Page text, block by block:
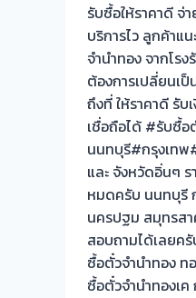
จ่าย
เงินส
ทันที
ไม่
ยุ่ง
ยาก
รับซื้อให้ราคาดี จ่
บริการไว ลูกค้าแ
จำนำทอง จากโรง
ต้องการเปลี่ยนเ
ถึงที่ ให้ราคาดี รั
เชื่อถือได้ #รับซื้อ
นนทบุรี#กรุงเท
และ จังหวัดอิ่นๆ ร
หมดครับ นนทบุรี
นครปฐม สมุทรส
สอบถามได้เลยค
ซื้อตั๋วจำนำทอง
ซื้อตั๋วจำนำทองเ